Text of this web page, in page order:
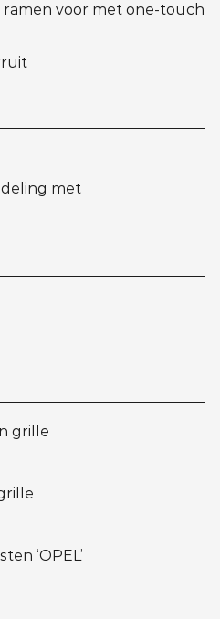
voor met one-touch
met
grille
‘OPEL’